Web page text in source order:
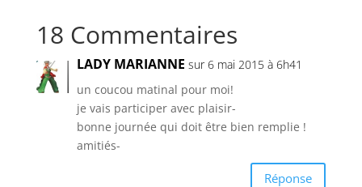
18 Commentaires
LADY MARIANNE sur 6 mai 2015 à 6h41
un coucou matinal pour moi!
je vais participer avec plaisir-
bonne journée qui doit être bien remplie !
amitiés-
Réponse